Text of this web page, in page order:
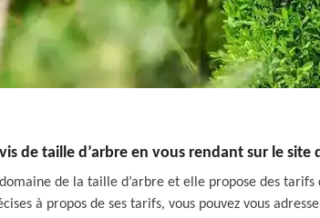
de taille d’arbre en vous rendant sur le site
de la taille d’arbre et elle propose des
à propos de ses tarifs, vous pouvez vous